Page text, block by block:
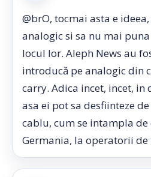
@brO, tocmai asta e
analogic si sa nu mai
locul lor. Aleph News au
introducă pe analogic din
carry. Adica incet, incet,
asa ei pot sa desfiinteze
cablu, cum se intampla
Germania, la operatorii de